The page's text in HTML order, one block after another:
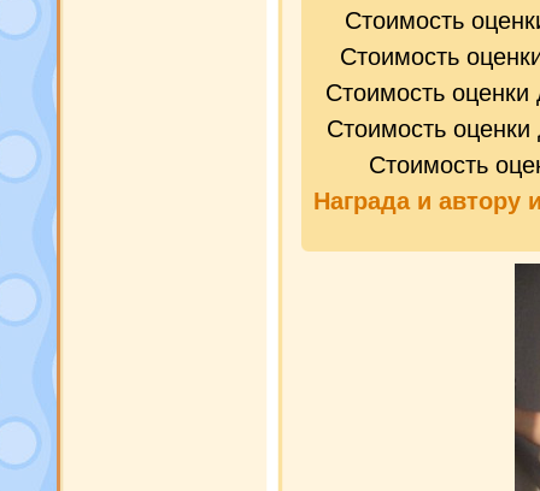
Стоимость
Стоимость
Стоимость
Стоимость
Стоимость
Награда и автору